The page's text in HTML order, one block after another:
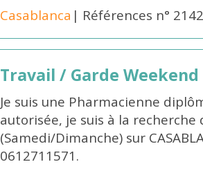
Casablanca | Références n°
Travail / Garde Weekend
Je suis une Pharmacienne
autorisée, je suis à la
(Samedi/Dimanche) sur
0612711571.